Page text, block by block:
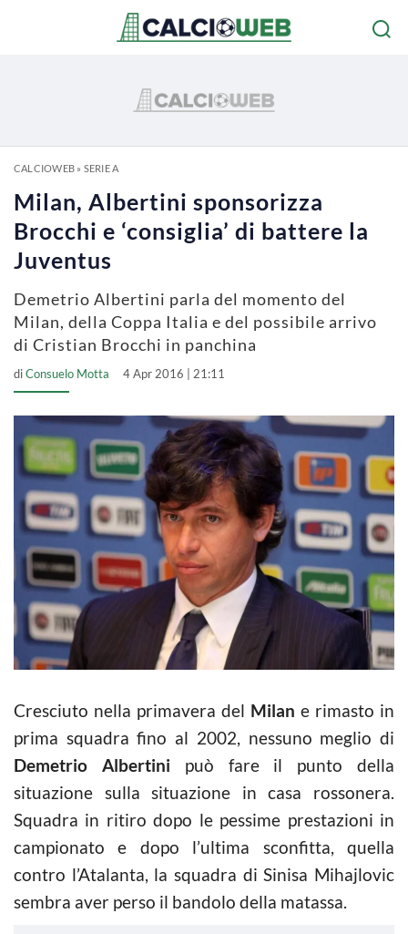
CALCIOWEB» SERIE A
Milan, Albertini sponsorizza
Brocchi e ‘consiglia’ di battere la
Juventus
Demetrio Albertini parla del momento del
Milan, della Coppa Italia e del possibile arrivo
di Cristian Brocchi in panchina
diConsuelo Motta 4 Apr 2016 | 21:11
Cresciuto nella primavera del Milan e rimasto in
prima squadra fino al 2002, nessuno meglio di
Demetrio Albertini può fare il punto della
situazione sulla situazione in casa rossonera.
Squadra in ritiro dopo le pessime prestazioni in
campionato e dopo l’ultima sconfitta, quella
contro l’Atalanta, la squadra di Sinisa Mihajlovic
sembra aver perso il bandolo della matassa.